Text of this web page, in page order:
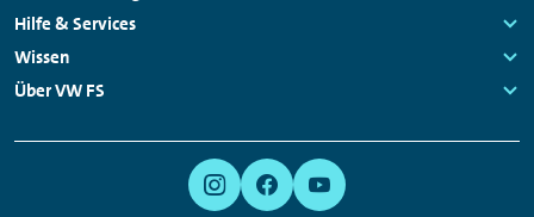
Navigation
Links:
Hilfe & Services
Links:
Wissen
Links:
Über VW FS